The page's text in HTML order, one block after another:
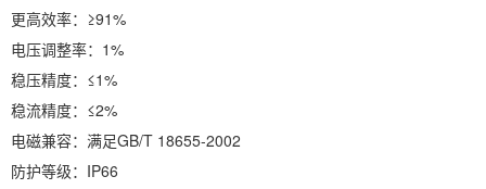
更高效率：≥91%
电压调整率：1%
稳压精度：≤1%
稳流精度：≤2%
电磁兼容：满足GB/T 18655-2002
防护等级：IP66